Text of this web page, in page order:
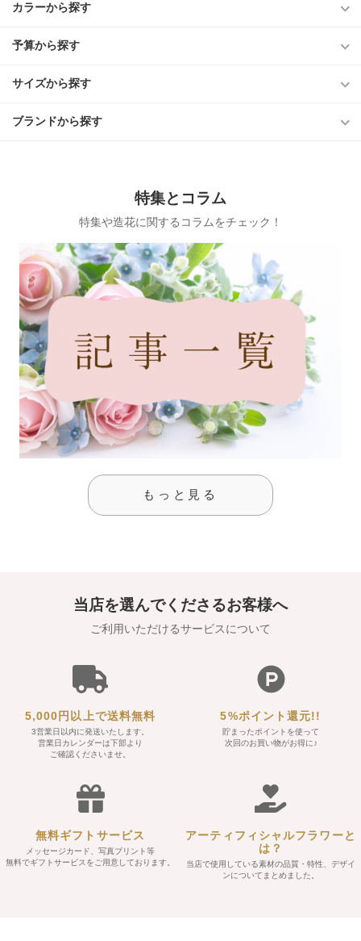
カラーから探す
予算から探す
サイズから探す
ブランドから探す
特集とコラム
特集や造花に関するコラムをチェック！
もっと見る
当店を選んでくださるお客様へ
ご利用いただけるサービスについて
5,000円以上で送料無料
3営業日以内に発送いたします。
営業日カレンダーは下部より
ご確認くださいませ。
5%ポイント還元!!
貯まったポイントを使って
次回のお買い物がお得に♪
無料ギフトサービス
メッセージカード、写真プリント等
無料でギフトサービスをご用意しております。
アーティフィシャルフラワーと
は？
当店で使用している素材の品質・特性、デザイ
ンについてまとめました。